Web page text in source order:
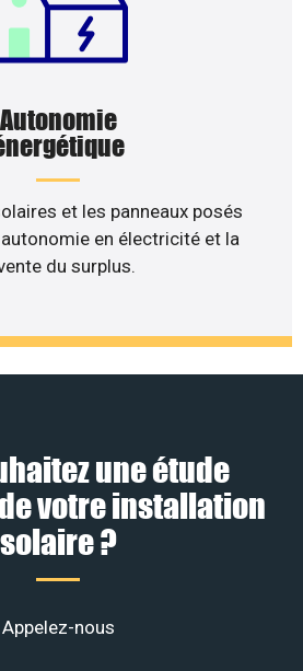
Autonomie
et les panneaux posés
en électricité et la
du surplus.
une étude
votre installation
solaire ?
Appelez-nous